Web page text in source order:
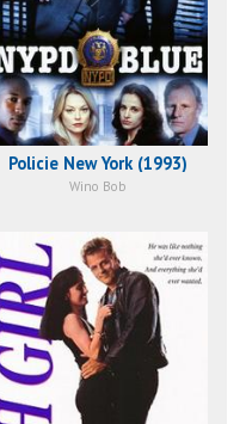
Policie New York (1993)
Wino Bob